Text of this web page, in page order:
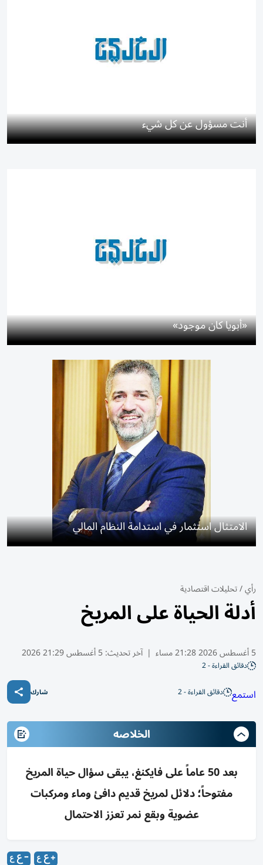
أنت مسؤول عن كل شيء
«أبويا كان موجود»
الامتثال استثمار في استدامة النظام المالي
رأي/تحليلات اقتصادية
أدلة الحياة على المريخ
5 أغسطس 2026 21:28 مساء | آخر تحديث:5 أغسطس 21:29 2026
دقائق القراءة - 2
استمع دقائق القراءة - 2 شارك
الخلاصه
بعد 50 عاماً على فايكنغ، يبقى سؤال حياة المريخ
مفتوحاً؛ دلائل لمريخ قديم دافئ وماء ومركبات
عضوية وبقع نمر تعزز الاحتمال